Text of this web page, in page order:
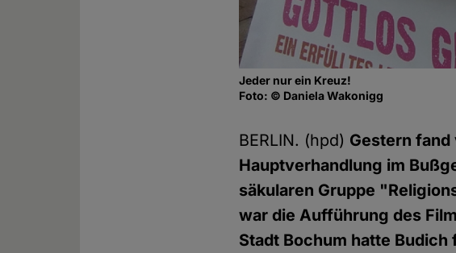
Jeder nur ein Kreuz!
Foto: © Daniela Wakonigg
BERLIN. (hpd) Gestern
Hauptverhandlung im
säkularen Gruppe
war die Aufführung des
Stadt Bochum hatte